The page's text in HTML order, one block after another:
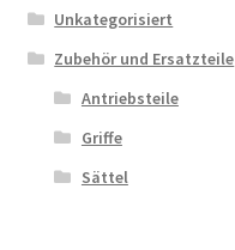
Unkategorisiert
Zubehör und Ersatzteile
Antriebsteile
Griffe
Sättel